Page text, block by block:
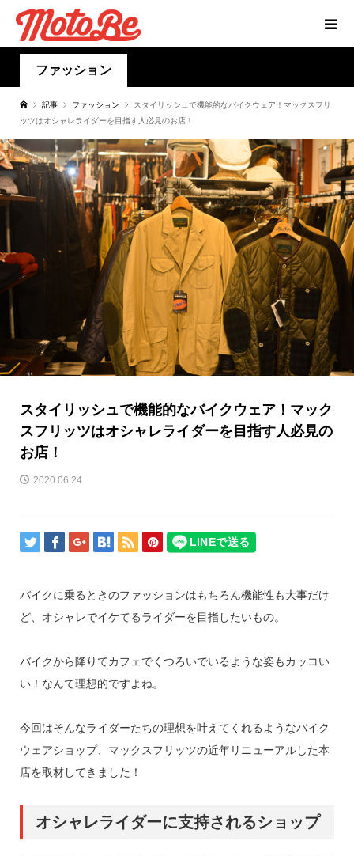
ファッション
記事 ファッション
スタイリッシュで機能的なバイクウェア！マックスフリ
ッツはオシャレライダーを目指す人必見のお店！
スタイリッシュで機能的なバイクウェア！マック
スフリッツはオシャレライダーを目指す人必見の
お店！
2020.06.24
バイクに乗るときのファッションはもちろん機能性も大事だけ
ど、オシャレでイケてるライダーを目指したいもの。
バイクから降りてカフェでくつろいでいるような姿もカッコい
い！なんて理想的ですよね。
今回はそんなライダーたちの理想を叶えてくれるようなバイク
ウェアショップ、マックスフリッツの近年リニューアルした本
店を取材してきました！
オシャレライダーに支持されるショップ